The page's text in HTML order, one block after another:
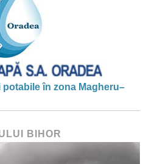
potabile în zona Magheru–
BIHOR